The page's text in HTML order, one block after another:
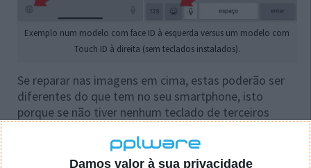
Damos valor à sua privacidade
Exemplo num modelo com face ID à esquerda versus um modelo com
Touch ID à direita (sem teclados instalados).
Se reparar nas imagens em cima, estas poderão ser
diferentes do que tem no seu smartphone, isto
porque se não tiver nenhum teclado de terceiros
ativado, verá um íconeEmojisorridente em vez de